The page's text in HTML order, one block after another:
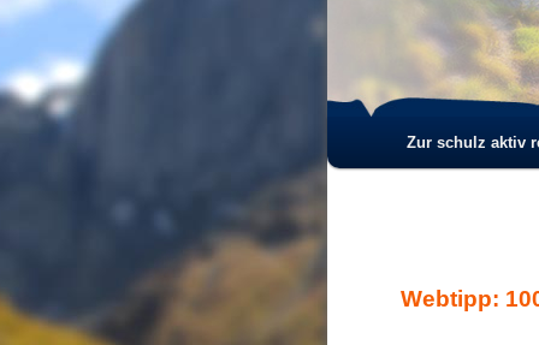
Zum
Zum
wechseln
Zur schulz aktiv
Webtipp: